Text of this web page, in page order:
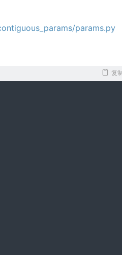
params.py
复